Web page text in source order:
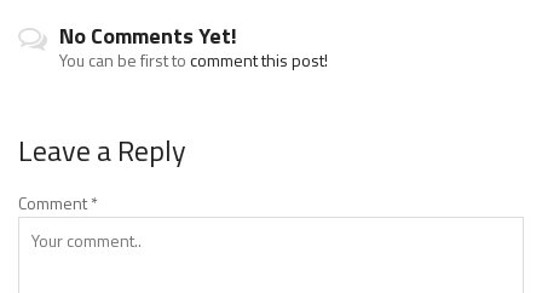
No Comments Yet!
You can be first tocomment this post!
Leave a Reply
Comment*